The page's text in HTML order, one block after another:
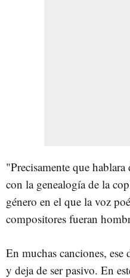
"Precisamente que
con la genealogía de la
género en el que la voz
compositores fueran
En muchas canciones,
y deja de ser pasivo. En